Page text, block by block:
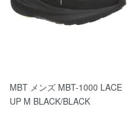
MBT メンズ MBT-1000 LACE
UP M BLACK/BLACK